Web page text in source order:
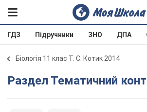
ГДЗ Підручники ЗНО ДПА
Біологія 11 клас Т. С. Котик 2014
Раздел Тематичний